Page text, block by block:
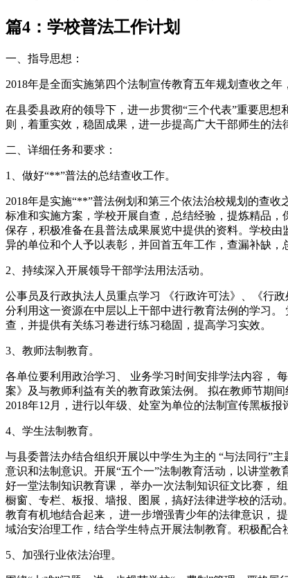
篇4：学校普法工作计划
一、指导思想：
2018年是全面实施第四个法制宣传教育五年规划查收之年
在县委县政府的领导下，进一步贯彻“三个代表”重要思
则，着重实效，稳固成果，进一步提高广大干部师生的
二、详细任务和要求：
1、做好“**”普法的总结查收工作。
2018年是实施“**”普法例划和第三个依法治校规划的查
标准和实施方案，学校开展自查，总结经验，提炼精品
保存，积极准备在县普法成果展览中提供的资料。学校
异的单位和个人予以表彰，并回首五年工作，查漏补缺，
2、持续深入开展领导干部学法用法活动。
公事员及行政执法人员重点学习 《行政许可法》、《行
分利用这一资源在中层以上干部中进行教育法例的学习
查，并提供有关练习卷进行练习稳固，提高学习实效。
3、教师法制教育。
各单位要利用政治学习、 业务学习时间安排学法内容，
案》及与教师利益有关的教育政策法例。 拟在教师节期
2018年12月，进行以年级、处室为单位的法制宣传黑板
4、学生法制教育。
与县委普法办结合组织开展以中学生为主的 “与法同行”
意识和法制意识。开展“五个一”法制教育活动，以讲堂
好一堂法制知识教育课， 举办一次法制知识征文比赛，
橱窗、专栏、板报、墙报、图展，搞好法律进学校的活
教育有机地结合起来， 进一步增强青少年的法律意识，
域治安治理工作，结合学生特点开展法制教育。积极配合
5、加强行业依法治理。